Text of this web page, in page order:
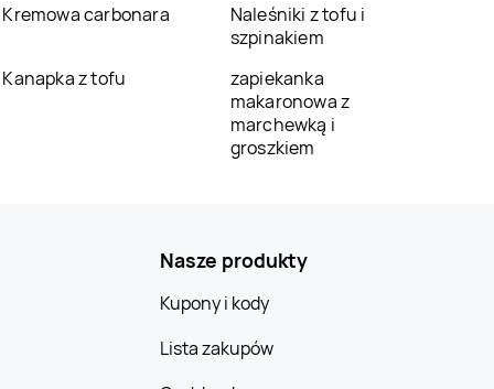
Kremowa carbonara
Naleśniki z tofu i
szpinakiem
Kanapka z tofu
zapiekanka
makaronowa z
marchewką i
groszkiem
Nasze produkty
Kupony i kody
Lista zakupów